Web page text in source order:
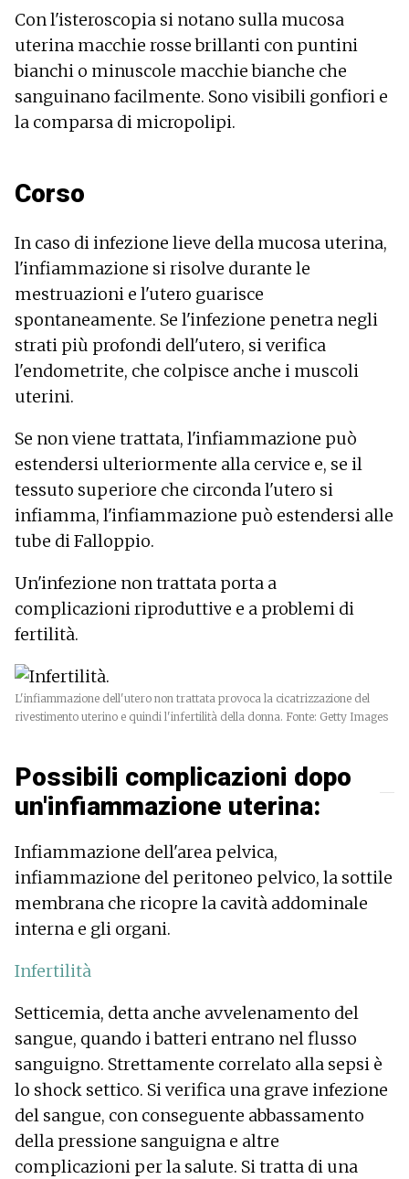
Con l'isteroscopia si notano sulla mucosa
uterina macchie rosse brillanti con puntini
bianchi o minuscole macchie bianche che
sanguinano facilmente. Sono visibili gonfiori e
la comparsa di micropolipi.
Corso
In caso di infezione lieve della mucosa uterina,
l'infiammazione si risolve durante le
mestruazioni e l'utero guarisce
spontaneamente. Se l'infezione penetra negli
strati più profondi dell'utero, si verifica
l'endometrite, che colpisce anche i muscoli
uterini.
Se non viene trattata, l'infiammazione può
estendersi ulteriormente alla cervice e, se il
tessuto superiore che circonda l'utero si
infiamma, l'infiammazione può estendersi alle
tube di Falloppio.
Un'infezione non trattata porta a
complicazioni riproduttive e a problemi di
fertilità.
L'infiammazione dell'utero non trattata provoca la cicatrizzazione del
rivestimento uterino e quindi l'infertilità della donna. Fonte: Getty Images
Possibili complicazioni dopo
un'infiammazione uterina:
Infiammazione dell'area pelvica,
infiammazione del peritoneo pelvico, la sottile
membrana che ricopre la cavità addominale
interna e gli organi.
Infertilità
Setticemia, detta anche avvelenamento del
sangue, quando i batteri entrano nel flusso
sanguigno. Strettamente correlato alla sepsi è
lo shock settico. Si verifica una grave infezione
del sangue, con conseguente abbassamento
della pressione sanguigna e altre
complicazioni per la salute. Si tratta di una